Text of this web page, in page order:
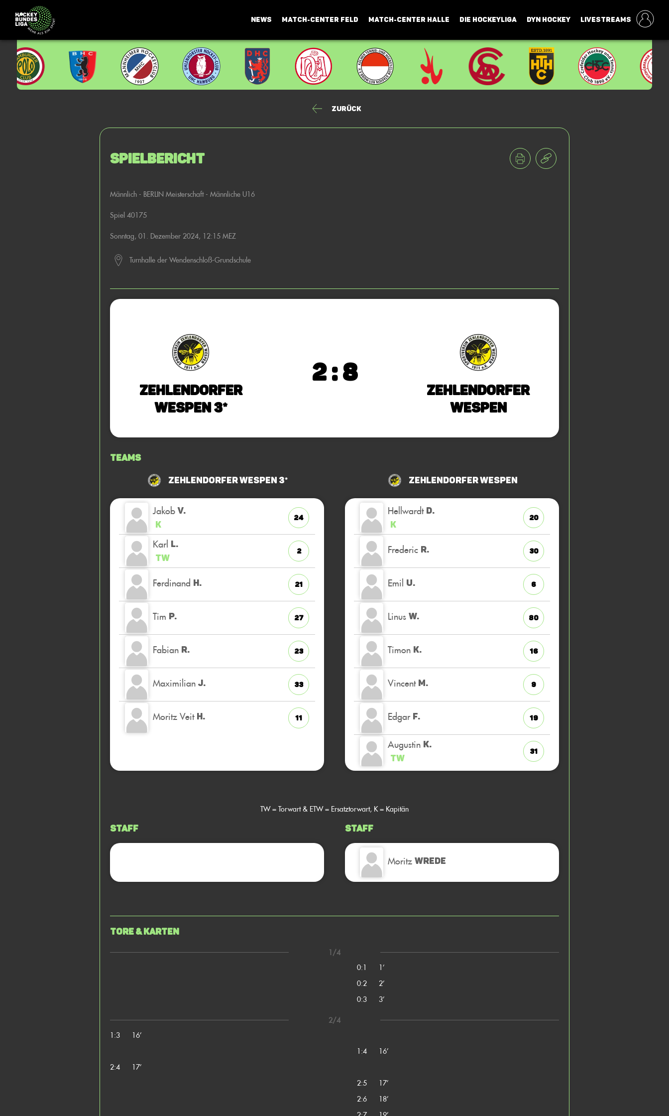
NEWS MATCH-CENTER FELD MATCH-CENTER HALLE DIE HOCKEYLIGA DYN HOCKEY LIVESTREAMS
Zurück
Spielbericht
Männlich - BERLIN Meisterschaft - Männliche U16
Spiel 40175
Sonntag, 01. Dezember 2024, 12:15 MEZ
Turnhalle der Wendenschloß-Grundschule
Zehlendorfer
Wespen 3*
2 : 8
Zehlendorfer
Wespen
Teams
Zehlendorfer Wespen 3*
Jakob V.
K
24
Karl L.
TW
2
Ferdinand H. 21
Tim P. 27
Fabian R. 23
Maximilian J. 33
Moritz Veit H. 11
Zehlendorfer Wespen
Hellwardt D.
K
20
Frederic R. 30
Emil U. 6
Linus W. 80
Timon K. 16
Vincent M. 9
Edgar F. 19
Augustin K.
TW
31
TW = Torwart & ETW = Ersatztorwart, K = Kapitän
Staff Staff
Moritz WREDE
Tore & Karten
1/4
0:1
1’
0:2
2’
0:3
3’
2/4
1:3
16’
1:4
16’
2:4
17’
2:5
17’
2:6
18’